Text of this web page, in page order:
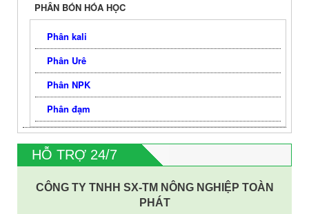
PHÂN BÓN HÓA HỌC
Phân kali
Phân Urê
Phân NPK
Phân đạm
HỖ TRỢ 24/7
CÔNG TY TNHH SX-TM NÔNG NGHIỆP TOÀN
PHÁT